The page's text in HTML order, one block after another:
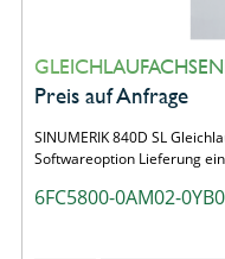
Preis auf Anfrage
SINUMERIK 840D SL
Softwareoption Lieferung
6FC5800-0AM02-0YB0